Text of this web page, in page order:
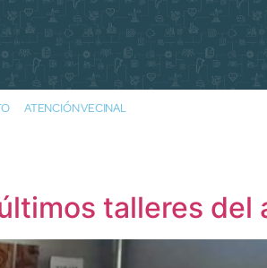
ATENCIÓN VECINAL
talleres del